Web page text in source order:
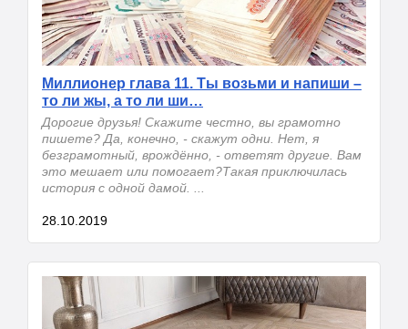
Миллионер глава 11. Ты возьми и напиши –
то ли жы, а то ли ши…
Дорогие друзья! Скажите честно, вы грамотно
пишете? Да, конечно, - скажут одни. Нет, я
безграмотный, врождённо, - ответят другие. Вам
это мешает или помогает?Такая приключилась
история с одной дамой. ...
28.10.2019